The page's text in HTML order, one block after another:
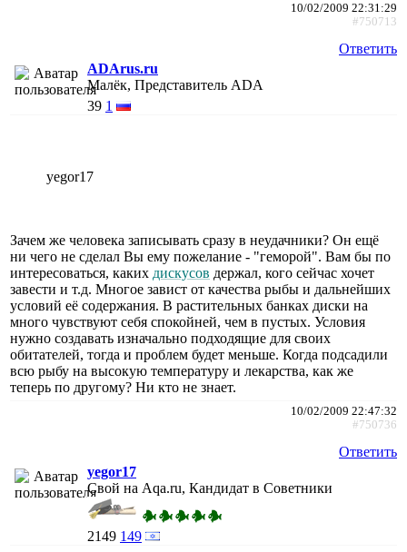
10/02/2009 22:31:29
#750713
Ответить
ADArus.ru
Малёк, Представитель ADA
39 1
yegor17
Зачем же человека записывать сразу в неудачники? Он ещё
ни чего не сделал Вы ему пожелание - "геморой". Вам бы по
интересоваться, каких дискусов держал, кого сейчас хочет
завести и т.д. Многое завист от качества рыбы и дальнейших
условий её содержания. В растительных банках диски на
много чувствуют себя спокойней, чем в пустых. Условия
нужно создавать изначально подходящие для своих
обитателей, тогда и проблем будет меньше. Когда подсадили
всю рыбу на высокую температуру и лекарства, как же
теперь по другому? Ни кто не знает.
10/02/2009 22:47:32
#750736
Ответить
yegor17
Свой на Aqa.ru, Кандидат в Советники
2149 149